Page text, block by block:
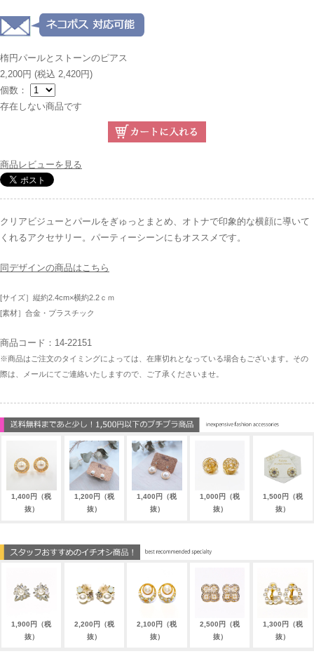
楕円パールとストーンのピアス
2,200円 (税込 2,420円)
個数：
存在しない商品です
商品レビューを見る
クリアビジューとパールをぎゅっとまとめ、オトナで印象的な横顔に導いて
くれるアクセサリー。パーティーシーンにもオススメです。
同デザインの商品はこちら
[サイズ］縦約2.4cm×横約2.2ｃｍ
[素材］合金・プラスチック
商品コード：14-22151
※商品はご注文のタイミングによっては、在庫切れとなっている場合もございます。その
際は、メールにてご連絡いたしますので、ご了承くださいませ。
1,400円（税
抜）
1,200円（税
抜）
1,400円（税
抜）
1,000円（税
抜）
1,500円（税
抜）
1,900円（税
抜）
2,200円（税
抜）
2,100円（税
抜）
2,500円（税
抜）
1,300円（税
抜）